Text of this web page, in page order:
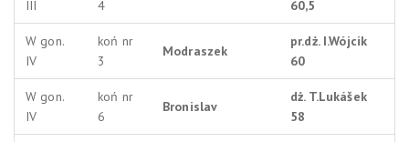
III
4
60,5
W gon.
IV
koń nr
3
Modraszek
pr.dż. I.Wójcik
60
W gon.
IV
koń nr
6
Bronislav
dż. T.Lukášek
58